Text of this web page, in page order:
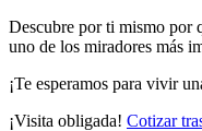
Descubre por ti mismo por
uno de los miradores más
¡Te esperamos para vivir
¡Visita obligada! Cotizar